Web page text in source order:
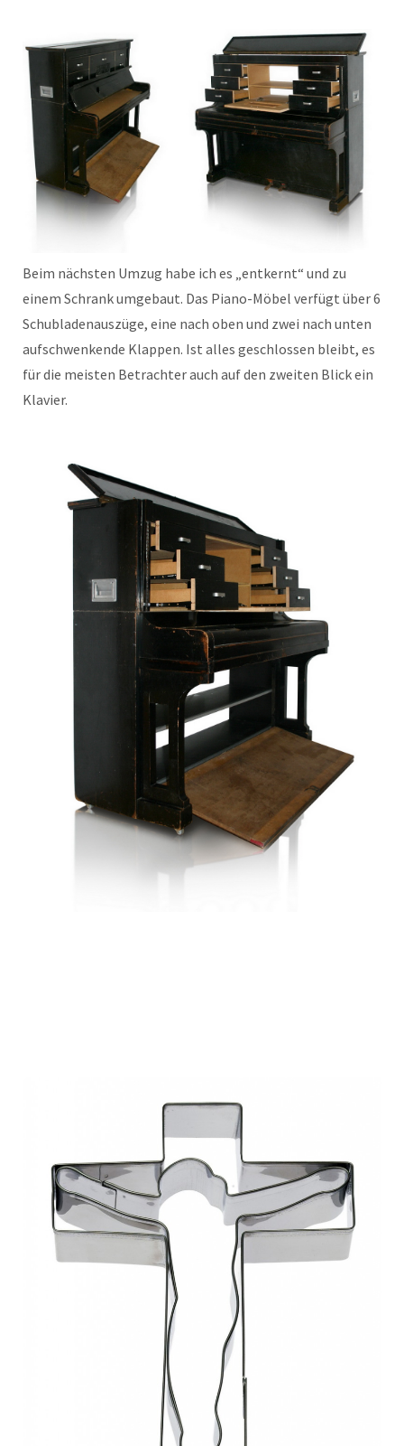
Beim nächsten Umzug habe ich es „entkernt“ und zu
einem Schrank umgebaut. Das Piano-Möbel verfügt über 6
Schubladenauszüge, eine nach oben und zwei nach unten
aufschwenkende Klappen. Ist alles geschlossen bleibt, es
für die meisten Betrachter auch auf den zweiten Blick ein
Klavier.